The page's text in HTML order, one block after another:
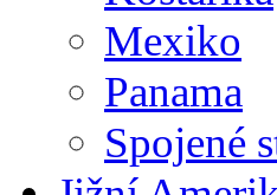
Mexiko
Panama
Spojené